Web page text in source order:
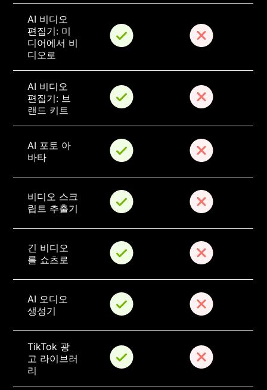
AI 비디오
편집기: 미
디어에서 비
디오로
AI 비디오
편집기: 브
랜드 키트
AI 포토 아
바타
비디오 스크
립트 추출기
긴 비디오
를 쇼츠로
AI 오디오
생성기
TikTok 광
고 라이브러
리